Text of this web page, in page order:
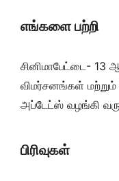
எங்களை பற்றி
சினிமாபேட்டை- 13
விமர்சனங்கள்
அப்டேட்ஸ் வழங்கி
பிரிவுகள்